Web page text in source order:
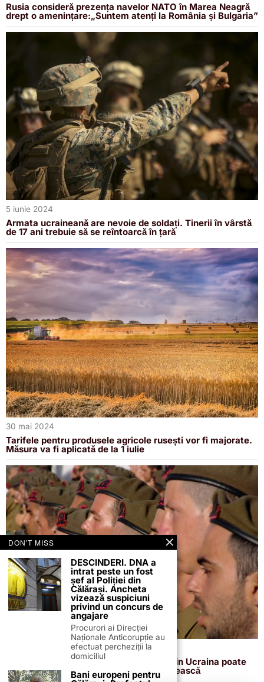
Rusia consideră prezența navelor NATO în Marea Neagră
drept o amenințare:„Suntem atenți la România și Bulgaria”
5 iunie 2024
Armata ucraineană are nevoie de soldați. Tinerii în vârstă
de 17 ani trebuie să se reîntoarcă în țară
30 mai 2024
Tarifele pentru produsele agricole rusești vor fi majorate.
Măsura va fi aplicată de la 1 iulie
Șeful Armatei avertizează că războiul din Ucraina poate
escalada. România trebuie să se pregătească
DON'T MISS
DESCINDERI. DNA a
intrat peste un fost
șef al Poliției din
Călărași. Ancheta
vizează suspiciuni
privind un concurs de
angajare
Procurori ai Direcției
Naționale Anticorupție au
efectuat percheziții la
domiciliul
Bani europeni pentru